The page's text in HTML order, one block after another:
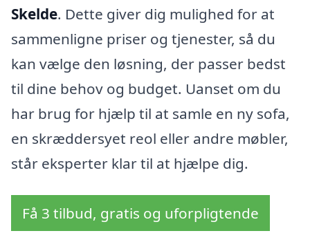
Skelde. Dette giver dig mulighed for at
sammenligne priser og tjenester, så du
kan vælge den løsning, der passer bedst
til dine behov og budget. Uanset om du
har brug for hjælp til at samle en ny sofa,
en skræddersyet reol eller andre møbler,
står eksperter klar til at hjælpe dig.
Få 3 tilbud, gratis og uforpligtende